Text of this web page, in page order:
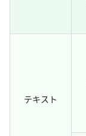
テキスト